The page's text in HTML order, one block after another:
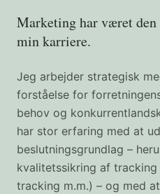
Marketing har været den
min karriere.
Jeg arbejder strategisk
forståelse for
behov og
har stor erfaring med at
beslutningsgrundlag –
kvalitetssikring af tracking
tracking m.m.) – og med